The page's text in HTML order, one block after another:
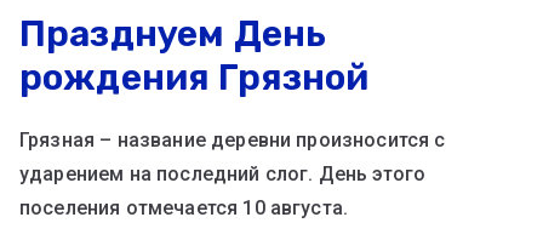
Празднуем День
рождения Грязной
Грязная – название деревни произносится с
ударением на последний слог. День этого
поселения отмечается 10 августа.